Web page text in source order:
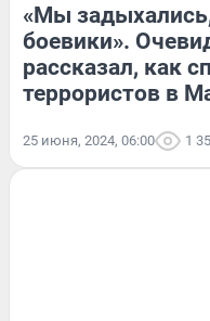
«Мы
боевики».
рассказал, как
террористов в
25 июня, 2024, 06:00 1